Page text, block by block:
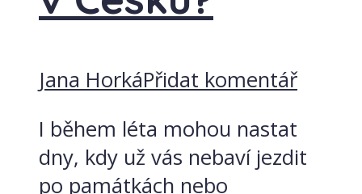
Jana HorkáPřidat komentář
I během léta mohou nastat
dny, kdy už vás nebaví jezdit
po památkách nebo